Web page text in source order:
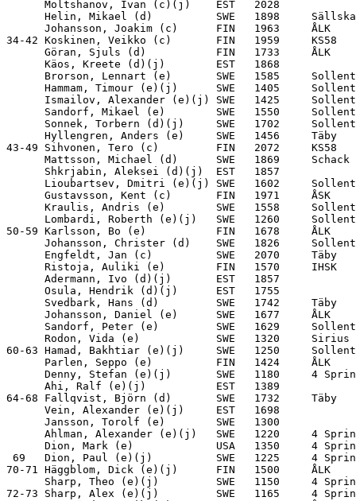
Moltshanov, Ivan (c)(j)    EST   2028
Helin, Mikael (d)          SWE   1898
Johansson, Joakim (c)      FIN   1963     ÅLK
34-42 Koskinen, Veikko (c)       FIN   1959
Göran, Sjuls (d)           FIN   1733     ÅLK
Käos, Kreete (d)(j)        EST   1868
Brorson, Lennart (e)       SWE   1585
Hammam, Timour (e)(j)      SWE   1405
Ismailov, Alexander (e)(j) SWE   1425
Sandorf, Mikael (e)        SWE   1550
Sonnek, Torbern (d)(j)     SWE   1702
Hyllengren, Anders (e)     SWE   1456     Täby
43-49 Sihvonen, Tero (c)         FIN   2072
Mattsson, Michael (d)      SWE   1869
Shkrjabin, Aleksei (d)(j)  EST   1857
Lioubartsev, Dmitri (e)(j) SWE   1602
Gustavsson, Kent (c)       FIN   1971     ÅSK
Kraulis, Andris (e)        SWE   1558
Lombardi, Roberth (e)(j)   SWE   1260
50-59 Karlsson, Bo (e)           FIN   1678     ÅLK
Johansson, Christer (d)    SWE   1826
Engfeldt, Jan (c)          SWE   2070     Täby
Ristoja, Auliki (e)        FIN   1570     IHSK
Adermann, Ivo (d)(j)       EST   1857
Osula, Hendrik (d)(j)      EST   1755
Svedbark, Hans (d)         SWE   1742     Täby
Johansson, Daniel (e)      SWE   1677     ÅLK
Sandorf, Peter (e)         SWE   1629
Rodon, Vida (e)            SWE   1320
60-63 Hamad, Bakhtiar (e)(j)     SWE   1250
Parlen, Seppo (e)          FIN   1424     ÅLK
Denny, Stefan (e)(j)       SWE   1180     4
Ahi, Ralf (e)(j)           EST   1389
64-68 Fallqvist, Björn (d)       SWE   1732
Vein, Alexander (e)(j)     EST   1698
Jansson, Torolf (e)        SWE   1300
Ahlman, Alexander (e)(j)   SWE   1220     4
Dion, Mark (e)             USA   1350     4
69   Dion, Paul (e)(j)          SWE   1225     4
70-71 Häggblom, Dick (e)(j)      FIN   1500
Sharp, Theo (e)(j)         SWE   1150     4
72-73 Sharp, Alex (e)(j)         SWE   1165     4